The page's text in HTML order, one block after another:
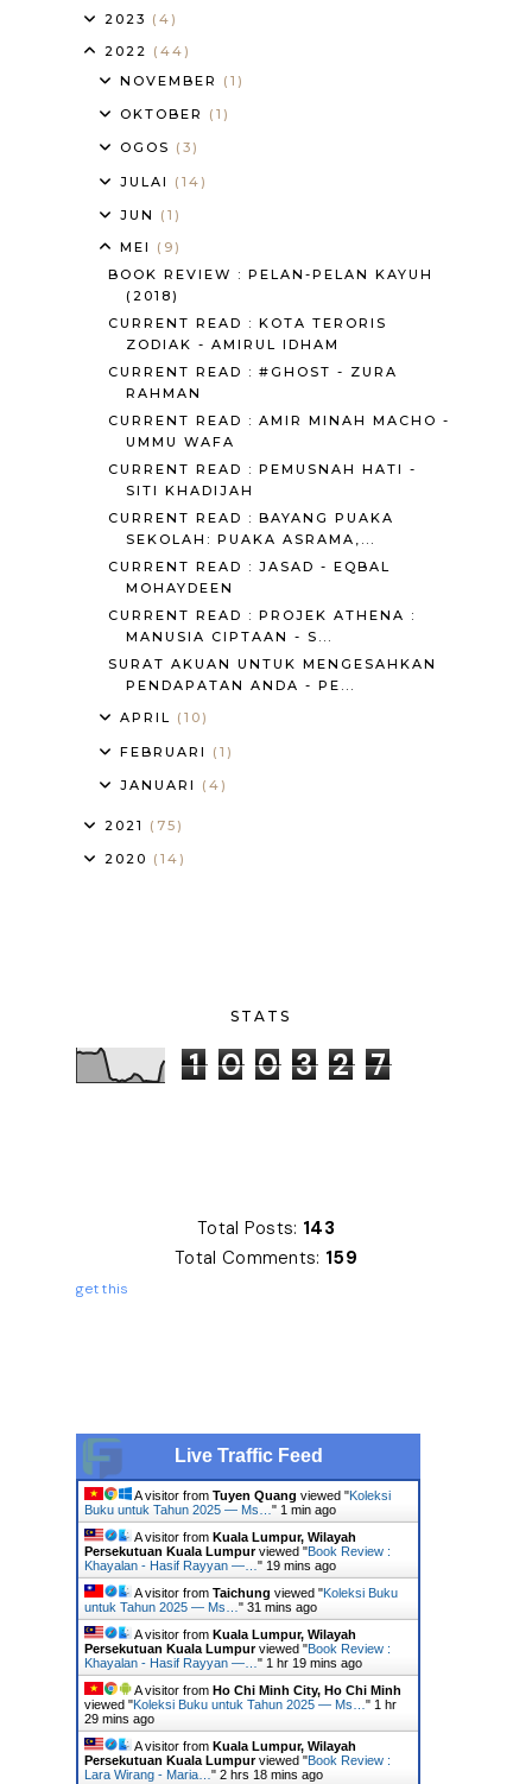
2023 (4)
2022 (44)
NOVEMBER (1)
OKTOBER (1)
OGOS (3)
JULAI (14)
JUN (1)
MEI (9)
BOOK REVIEW : PELAN-PELAN KAYUH
(2018)
CURRENT READ : KOTA TERORIS
ZODIAK - AMIRUL IDHAM
CURRENT READ : #GHOST - ZURA
RAHMAN
CURRENT READ : AMIR MINAH MACHO -
UMMU WAFA
CURRENT READ : PEMUSNAH HATI -
SITI KHADIJAH
CURRENT READ : BAYANG PUAKA
SEKOLAH: PUAKA ASRAMA,...
CURRENT READ : JASAD - EQBAL
MOHAYDEEN
CURRENT READ : PROJEK ATHENA :
MANUSIA CIPTAAN - S...
SURAT AKUAN UNTUK MENGESAHKAN
PENDAPATAN ANDA - PE...
APRIL (10)
FEBRUARI (1)
JANUARI (4)
2021 (75)
2020 (14)
STATS
1 0 0 3 2 7
Total Posts: 143
Total Comments: 159
get this
Live Traffic Feed
A visitor from Tuyen Quang viewed "Koleksi
Buku untuk Tahun 2025 — Ms…" 1 min ago
A visitor from Kuala Lumpur, Wilayah
Persekutuan Kuala Lumpurviewed "Book Review :
Khayalan - Hasif Rayyan —…" 19 mins ago
A visitor from Taichung viewed "Koleksi Buku
untuk Tahun 2025 — Ms…" 31 mins ago
A visitor from Kuala Lumpur, Wilayah
Persekutuan Kuala Lumpurviewed "Book Review :
Khayalan - Hasif Rayyan —…" 1 hr 19 mins ago
A visitor from Ho Chi Minh City, Ho Chi Minh
viewed "Koleksi Buku untuk Tahun 2025 — Ms…" 1 hr
29 mins ago
A visitor from Kuala Lumpur, Wilayah
Persekutuan Kuala Lumpurviewed "Book Review :
Lara Wirang - Maria…" 2 hrs 18 mins ago